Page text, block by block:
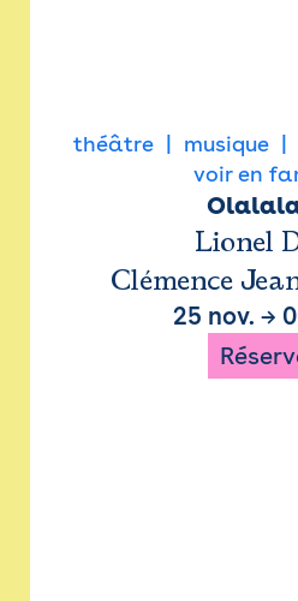
théâtre musique
voir en
Lionel
Clémence
25 nov. →